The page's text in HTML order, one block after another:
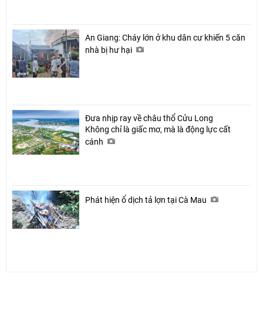
An Giang: Cháy lớn ở khu dân cư khiến 5 căn
nhà bị hư hại
Đưa nhịp ray về châu thổ Cửu Long
Không chỉ là giấc mơ, mà là động lực cất
cánh
Phát hiện ổ dịch tả lợn tại Cà Mau